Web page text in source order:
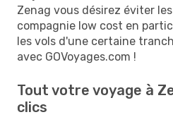
Zenag vous désirez éviter
compagnie low cost en
les vols d'une certaine
avec GOVoyages.com !
Tout votre voyage à
clics